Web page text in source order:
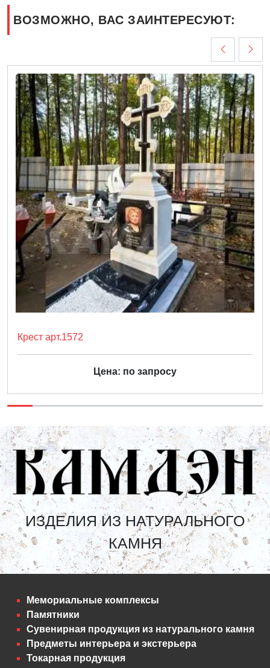
ВОЗМОЖНО, ВАС ЗАИНТЕРЕСУЮТ:
Крест арт.1572
Цена: по запросу
ИЗДЕЛИЯ ИЗ НАТУРАЛЬНОГО
КАМНЯ
Мемориальные комплексы
Памятники
Сувенирная продукция из натурального камня
Предметы интерьера и экстерьера
Токарная продукция